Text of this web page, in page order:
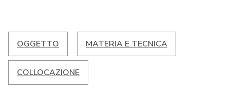
OGGETTO MATERIA E TECNICA
COLLOCAZIONE